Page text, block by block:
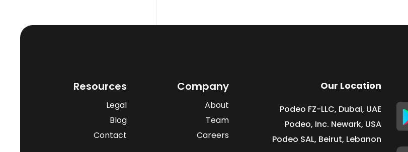
Our Location
Podeo FZ-LLC, Dubai, UAE
Podeo, Inc. Newark, USA
Podeo SAL, Beirut, Lebanon
Company
About
Team
Careers
Resources
Legal
Blog
Contact